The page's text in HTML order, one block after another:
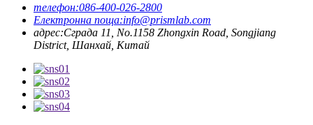
телефон:086-400-026-2800
Електронна поща:info@prismlab.com
адрес:Сграда 11, No.1158 Zhongxin Road, Songjiang
District, Шанхай, Китай